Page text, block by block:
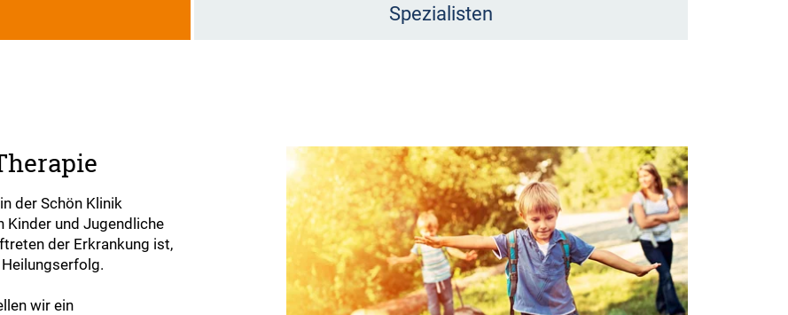
Spezialisten
der Schön Klinik
Kinder und Jugendliche
der Erkrankung ist,
wir ein